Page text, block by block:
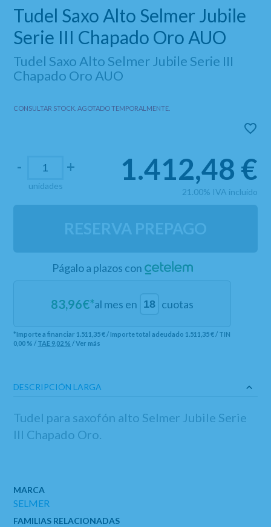
Tudel Saxo Alto Selmer Jubile
Serie III Chapado Oro AUO
Tudel Saxo Alto Selmer Jubile Serie III
Chapado Oro AUO
CONSULTAR STOCK. AGOTADO TEMPORALMENTE.
-
unidades
+ 1.412,48 €
21.00% IVA incluido
RESERVA PREPAGO
Págalo a plazos con
83,96€*al mes en cuotas
*Importe a financiar 1.511,35 €/ Importe total adeudado 1.511,35 €/ TIN
0,00 % / TAE 9,02 % /Ver más
DESCRIPCIÓN LARGA
Tudel para saxofón alto Selmer Jubile Serie
III Chapado Oro.
MARCA
SELMER
FAMILIAS RELACIONADAS